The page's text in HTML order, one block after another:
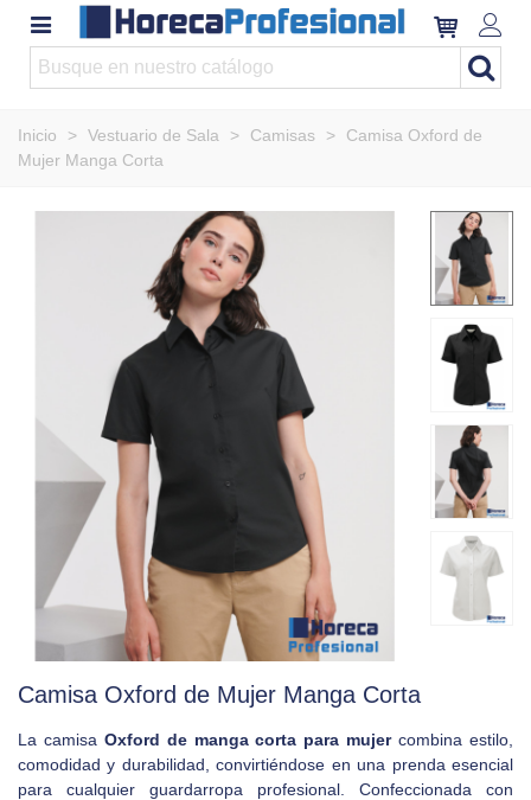
Inicio > Vestuario de Sala > Camisas >
Camisa Oxford de
Mujer Manga Corta
Camisa Oxford de Mujer Manga Corta
La camisa Oxford de manga corta para mujercombina estilo,
comodidad y durabilidad, convirtiéndose en una prenda esencial
para cualquier guardarropa profesional. Confeccionada con